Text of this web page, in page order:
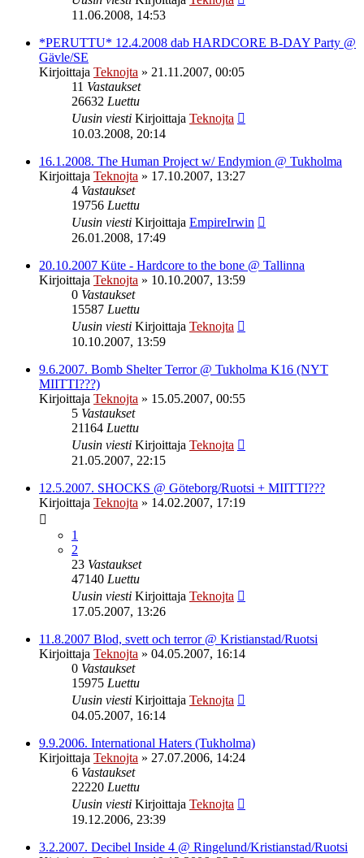
11.06.2008, 14:53
*PERUTTU* 12.4.2008 dab HARDCORE B-DAY Party @
Gävle/SE
Kirjoittaja Teknojta » 21.11.2007, 00:05
11 Vastaukset
26632 Luettu
Uusin viesti Kirjoittaja Teknojta
10.03.2008, 20:14
16.1.2008. The Human Project w/ Endymion @ Tukholma
Kirjoittaja Teknojta » 17.10.2007, 13:27
4 Vastaukset
19756 Luettu
Uusin viesti Kirjoittaja EmpireIrwin
26.01.2008, 17:49
20.10.2007 Küte - Hardcore to the bone @ Tallinna
Kirjoittaja Teknojta » 10.10.2007, 13:59
0 Vastaukset
15587 Luettu
Uusin viesti Kirjoittaja Teknojta
10.10.2007, 13:59
9.6.2007. Bomb Shelter Terror @ Tukholma K16 (NYT
MIITTI???)
Kirjoittaja Teknojta » 15.05.2007, 00:55
5 Vastaukset
21164 Luettu
Uusin viesti Kirjoittaja Teknojta
21.05.2007, 22:15
12.5.2007. SHOCKS @ Göteborg/Ruotsi + MIITTI???
Kirjoittaja Teknojta » 14.02.2007, 17:19
1
2
23 Vastaukset
47140 Luettu
Uusin viesti Kirjoittaja Teknojta
17.05.2007, 13:26
11.8.2007 Blod, svett och terror @ Kristianstad/Ruotsi
Kirjoittaja Teknojta » 04.05.2007, 16:14
0 Vastaukset
15975 Luettu
Uusin viesti Kirjoittaja Teknojta
04.05.2007, 16:14
9.9.2006. International Haters (Tukholma)
Kirjoittaja Teknojta » 27.07.2006, 14:24
6 Vastaukset
22220 Luettu
Uusin viesti Kirjoittaja Teknojta
19.12.2006, 23:39
3.2.2007. Decibel Inside 4 @ Ringelund/Kristianstad/Ruotsi